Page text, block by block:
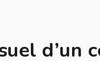
d’un